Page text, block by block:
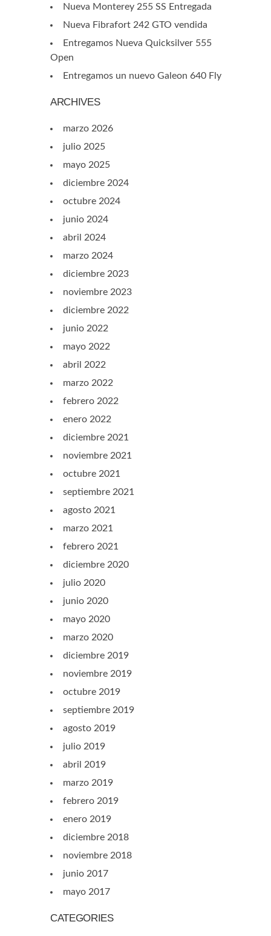
Nueva Monterey 255 SS Entregada
Nueva Fibrafort 242 GTO vendida
Entregamos Nueva Quicksilver 555
Open
Entregamos un nuevo Galeon 640 Fly
ARCHIVES
marzo 2026
julio 2025
mayo 2025
diciembre 2024
octubre 2024
junio 2024
abril 2024
marzo 2024
diciembre 2023
noviembre 2023
diciembre 2022
junio 2022
mayo 2022
abril 2022
marzo 2022
febrero 2022
enero 2022
diciembre 2021
noviembre 2021
octubre 2021
septiembre 2021
agosto 2021
marzo 2021
febrero 2021
diciembre 2020
julio 2020
junio 2020
mayo 2020
marzo 2020
diciembre 2019
noviembre 2019
octubre 2019
septiembre 2019
agosto 2019
julio 2019
abril 2019
marzo 2019
febrero 2019
enero 2019
diciembre 2018
noviembre 2018
junio 2017
mayo 2017
CATEGORIES